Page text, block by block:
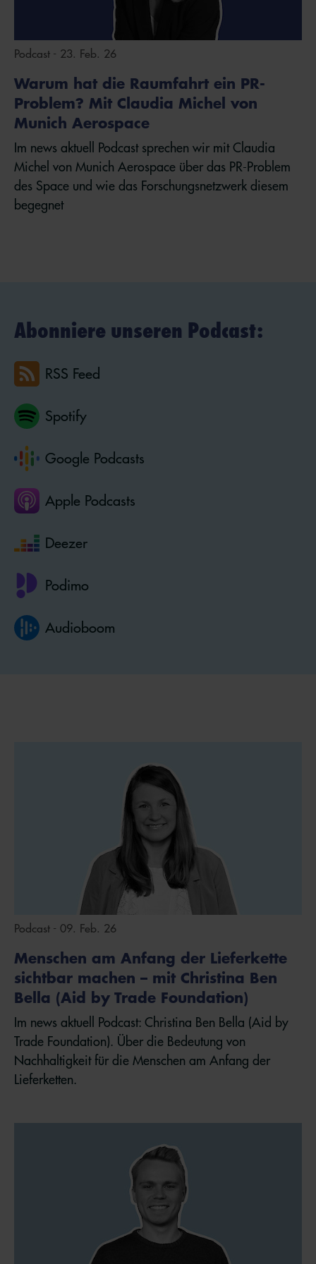
Podcast - 23. Feb. 26
Warum hat die Raumfahrt ein PR-
Problem? Mit Claudia Michel von
Munich Aerospace
Im news aktuell Podcast sprechen wir mit Claudia
Michel von Munich Aerospace über das PR-Problem
des Space und wie das Forschungsnetzwerk diesem
begegnet
Abonniere unseren Podcast:
RSS Feed
Spotify
Google Podcasts
Apple Podcasts
Deezer
Podimo
Audioboom
Podcast - 09. Feb. 26
Menschen am Anfang der Lieferkette
sichtbar machen – mit Christina Ben
Bella (Aid by Trade Foundation)
Im news aktuell Podcast: Christina Ben Bella (Aid by
Trade Foundation). Über die Bedeutung von
Nachhaltigkeit für die Menschen am Anfang der
Lieferketten.